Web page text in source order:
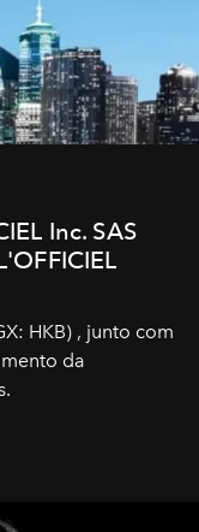
Inc. SAS
HKB) , junto com
da